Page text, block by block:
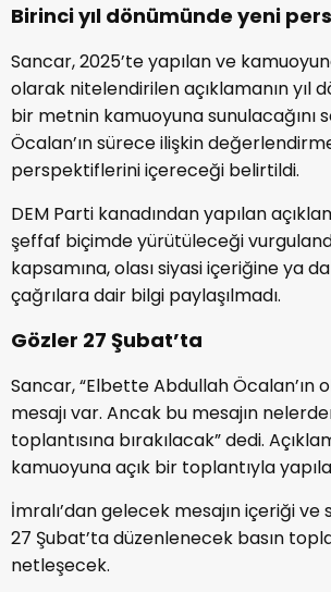
Birinci yıl dönümünde yeni
Sancar, 2025’te yapılan ve
olarak nitelendirilen açıklamanın yıl
bir metnin kamuoyuna sunulacağını
Öcalan’ın sürece ilişkin
perspektiflerini içereceği belirtildi.
DEM Parti kanadından yapılan
şeffaf biçimde yürütüleceği
kapsamına, olası siyasi içeriğine ya
çağrılara dair bilgi paylaşılmadı.
Gözler 27 Şubat’ta
Sancar, “Elbette Abdullah Öcalan’ın
mesajı var. Ancak bu mesajın
toplantısına bırakılacak” dedi.
kamuoyuna açık bir toplantıyla
İmralı’dan gelecek mesajın içeriği ve
27 Şubat’ta düzenlenecek basın
netleşecek.